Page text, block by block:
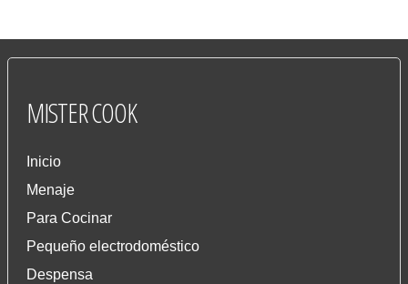
MISTERCOOK
Inicio
Menaje
Para Cocinar
Pequeño electrodoméstico
Despensa